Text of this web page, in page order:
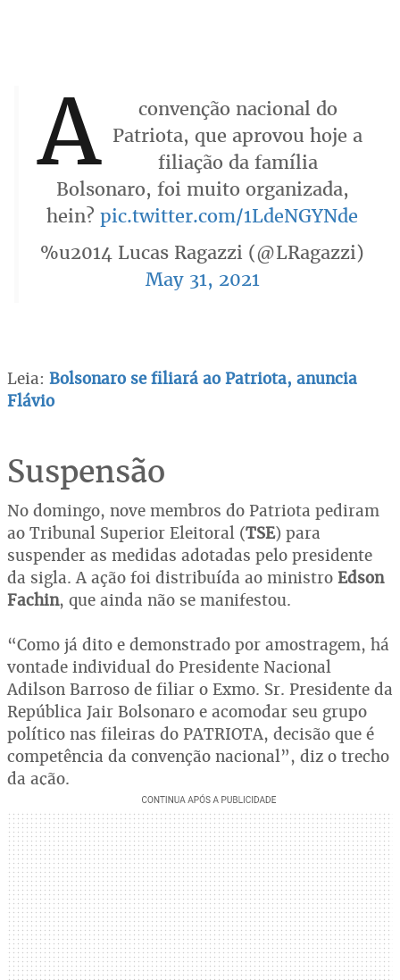
A
convenção nacional do
Patriota, que aprovou hoje a
filiação da família
Bolsonaro, foi muito organizada,
hein? pic.twitter.com/1LdeNGYNde
%u2014 Lucas Ragazzi (@LRagazzi)
May 31, 2021
Leia: Bolsonaro se filiará ao Patriota, anuncia
Flávio
Suspensão
No domingo, nove membros do Patriota pediram
ao Tribunal Superior Eleitoral (TSE) para
suspender as medidas adotadas pelo presidente
da sigla. A ação foi distribuída ao ministro Edson
Fachin, que ainda não se manifestou.
“Como já dito e demonstrado por amostragem, há
vontade individual do Presidente Nacional
Adilson Barroso de filiar o Exmo. Sr. Presidente da
República Jair Bolsonaro e acomodar seu grupo
político nas fileiras do PATRIOTA, decisão que é
competência da convenção nacional”, diz o trecho
da ação.